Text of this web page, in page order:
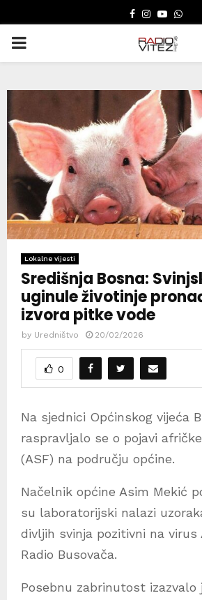
FACEBOOK
INSTAGRAM
PRIMARY
Lokalne vijesti
Središnja Bosna:
uginule životinje
izvora pitke vode
by Uredništvo 20/02/2026
0
Na sjednici Općinskog vijeća
raspravljalo se o pojavi
(ASF) na području općine.
Načelnik općine Asim Mekić
su laboratorijski nalazi
divljih svinja pozitivni na virus
Radio Busovača.
Posebnu zabrinutost izazvalo